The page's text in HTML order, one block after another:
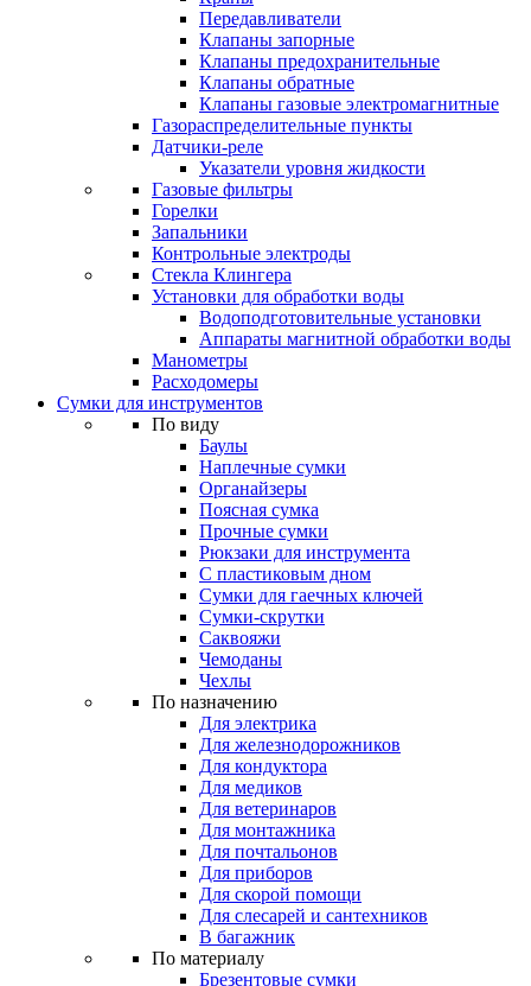
Передавливатели
Клапаны запорные
Клапаны предохранительные
Клапаны обратные
Клапаны газовые электромагнитные
Газораспределительные пункты
Датчики-реле
Указатели уровня жидкости
Газовые фильтры
Горелки
Запальники
Контрольные электроды
Стекла Клингера
Установки для обработки воды
Водоподготовительные установки
Аппараты магнитной обработки воды
Манометры
Расходомеры
Сумки для инструментов
По виду
Баулы
Наплечные сумки
Органайзеры
Поясная сумка
Прочные сумки
Рюкзаки для инструмента
С пластиковым дном
Сумки для гаечных ключей
Сумки-скрутки
Саквояжи
Чемоданы
Чехлы
По назначению
Для электрика
Для железнодорожников
Для кондуктора
Для медиков
Для ветеринаров
Для монтажника
Для почтальонов
Для приборов
Для скорой помощи
Для слесарей и сантехников
В багажник
По материалу
Брезентовые сумки